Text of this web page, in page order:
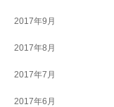
2017年9月
2017年8月
2017年7月
2017年6月